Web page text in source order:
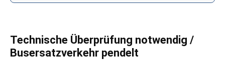
Technische Überprüfung notwendig /
Busersatzverkehr pendelt